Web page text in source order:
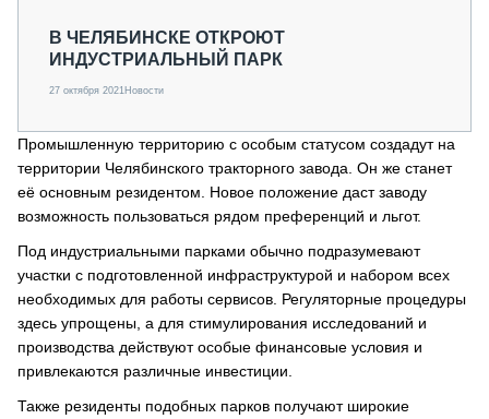
О ПРОЕКТЕ
В ЧЕЛЯБИНСКЕ ОТКРОЮТ
ИНДУСТРИАЛЬНЫЙ ПАРК
27 октября 2021Новости
Промышленную территорию с особым статусом создадут на
территории Челябинского тракторного завода. Он же станет
её основным резидентом. Новое положение даст заводу
возможность пользоваться рядом преференций и льгот.
Под индустриальными парками обычно подразумевают
участки с подготовленной инфраструктурой и набором всех
необходимых для работы сервисов. Регуляторные процедуры
здесь упрощены, а для стимулирования исследований и
производства действуют особые финансовые условия и
привлекаются различные инвестиции.
Также резиденты подобных парков получают широкие